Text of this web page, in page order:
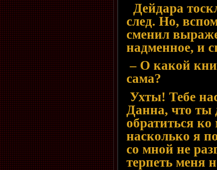
Дейдара
след. Но,
сменил
надменное, и
– О какой
сама?
Ухты! Тебе
Данна, что ты
обратиться
насколько я
со мной не
терпеть меня